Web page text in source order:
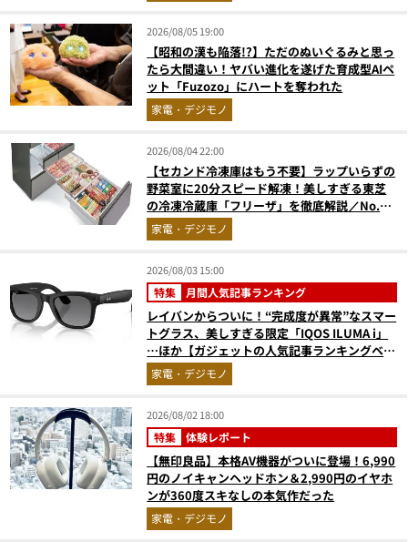
2026/08/05 19:00
【昭和の漢も陥落!?】ただのぬいぐるみと思っ
たら大間違い！ヤバい進化を遂げた育成型AIペ
ット「Fuzozo」にハートを奪われた
家電・デジモノ
2026/08/04 22:00
【セカンド冷凍庫はもう不要】ラップいらずの
野菜室に20分スピード解凍！美しすぎる東芝
の冷凍冷蔵庫「フリーザ」を徹底解説／No.1
モノ雑誌編集長が選ぶ『センスがいい家電』
Vol.10
家電・デジモノ
2026/08/03 15:00
特集 月間人気記事ランキング
レイバンからついに！“完成度が異常”なスマー
トグラス、美しすぎる限定「IQOS ILUMA i」
…ほか【ガジェットの人気記事ランキングベス
ト3】（2026年6月版）
家電・デジモノ
2026/08/02 18:00
特集 体験レポート
【無印良品】本格AV機器がついに登場！6,990
円のノイキャンヘッドホン＆2,990円のイヤホ
ンが360度スキなしの本気作だった
家電・デジモノ